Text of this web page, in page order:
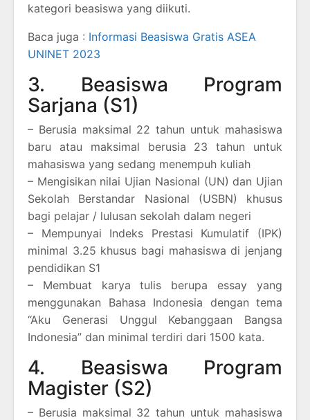
kategori beasiswa yang diikuti.
Baca juga : Informasi Beasiswa Gratis ASEA
UNINET 2023
3. Beasiswa Program
Sarjana (S1)
– Berusia maksimal 22 tahun untuk mahasiswa
baru atau maksimal berusia 23 tahun untuk
mahasiswa yang sedang menempuh kuliah
– Mengisikan nilai Ujian Nasional (UN) dan Ujian
Sekolah Berstandar Nasional (USBN) khusus
bagi pelajar / lulusan sekolah dalam negeri
– Mempunyai Indeks Prestasi Kumulatif (IPK)
minimal 3.25 khusus bagi mahasiswa di jenjang
pendidikan S1
– Membuat karya tulis berupa essay yang
menggunakan Bahasa Indonesia dengan tema
“Aku Generasi Unggul Kebanggaan Bangsa
Indonesia” dan minimal terdiri dari 1500 kata.
4. Beasiswa Program
Magister (S2)
– Berusia maksimal 32 tahun untuk mahasiswa